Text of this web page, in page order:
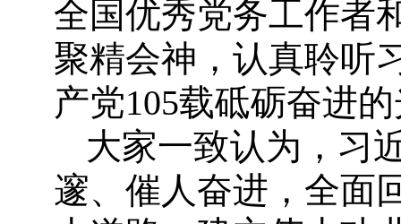
全国优秀党务工作者
聚精会神，认真聆听
产党105载砥砺奋进
大家一致认为，习
邃、催人奋进，全面